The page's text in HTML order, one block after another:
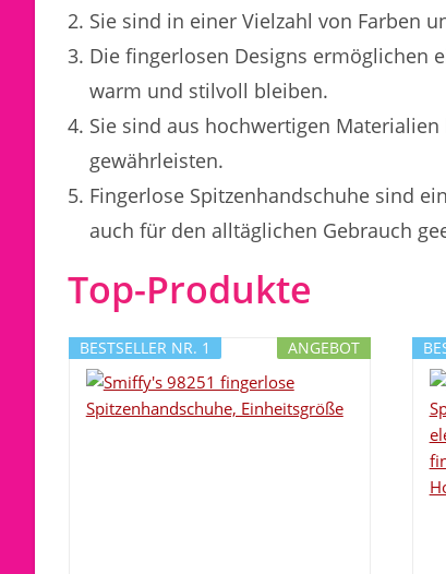
Sie sind in einer Vielzahl von Farben
Die fingerlosen Designs ermöglichen
warm und stilvoll bleiben.
Sie sind aus hochwertigen
gewährleisten.
Fingerlose Spitzenhandschuhe sind
auch für den alltäglichen Gebrauch
Top-Produkte
ANGEBOT
BESTSELLER NR. 1